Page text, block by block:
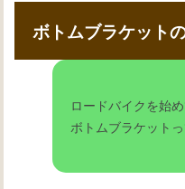
効
自
ボトムブラケット
ロードバイクを始
ボトムブラケット